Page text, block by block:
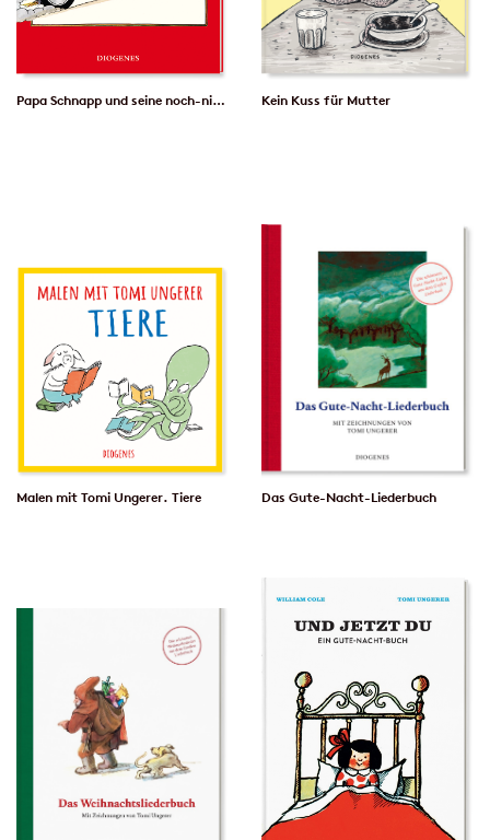
Papa Schnapp und seine noch-nie-dagewesenen Geschichten Kein Kuss für Mutter
Malen mit Tomi Ungerer. Tiere Das Gute-Nacht-Liederbuch